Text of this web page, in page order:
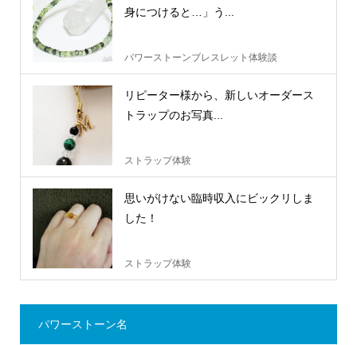
身につけると…」う...
パワーストーンブレスレット体験談
リピーター様から、新しいオーダース
トラップのお写真...
ストラップ体験
思いがけない臨時収入にビックリしま
した！
ストラップ体験
パワーストーン名